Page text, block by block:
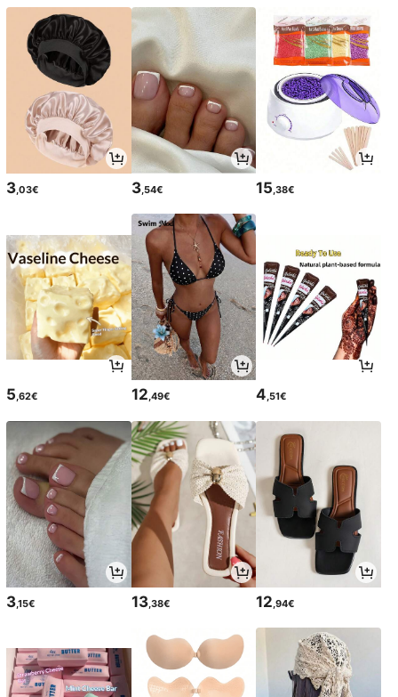
3,03€ 3,54€ 15,38€
5,62€ 12,49€ 4,51€
3,15€ 13,38€ 12 ,94€